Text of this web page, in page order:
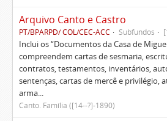
Arquivo Canto e Castro
PT/BPARPD/ COL/CEC-ACC Subfundos
Inclui os “Documentos da Casa de
compreendem cartas de sesmaria,
contratos, testamentos, inventários,
sentenças, cartas de mercê e privilégio,
arma...
Canto. Família ([14--?]-1890)